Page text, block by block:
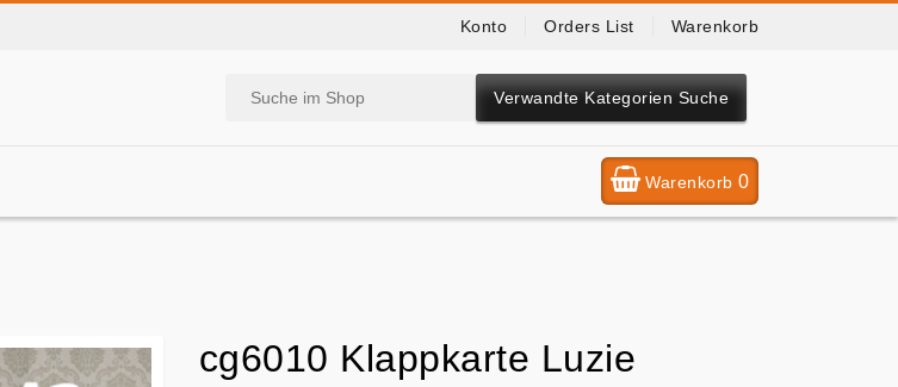
Konto Orders List Warenkorb
Verwandte Kategorien Suche
Warenkorb 0
cg6010 Klappkarte Luzie